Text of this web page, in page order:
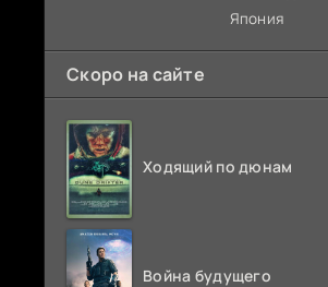
Япония
Скоро на сайте
Ходящий по дюнам
Война будущего